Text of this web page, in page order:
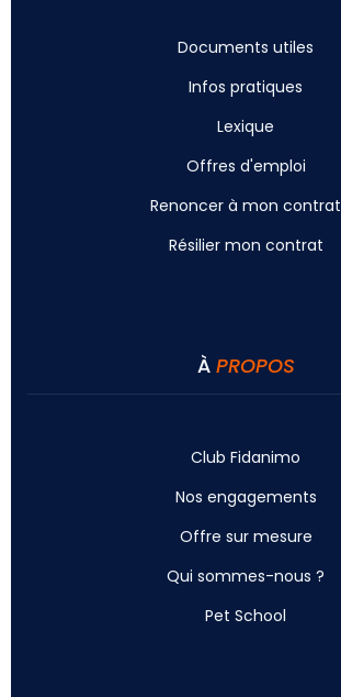
Documents utiles
Infos pratiques
Lexique
Offres d'emploi
Renoncer à mon contrat
Résilier mon contrat
À PROPOS
Club Fidanimo
Nos engagements
Offre sur mesure
Qui sommes-nous ?
Pet School